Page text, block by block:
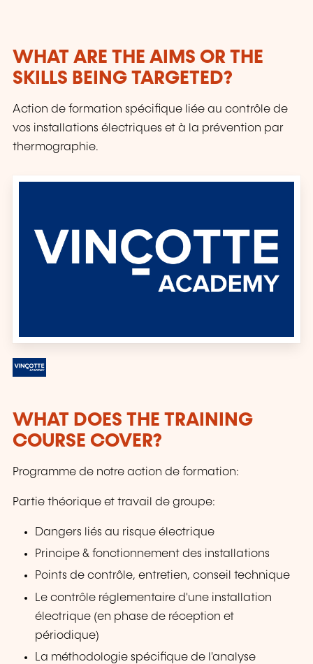
WHAT ARE THE AIMS OR THE
SKILLS BEING TARGETED?
Action de formation spécifique liée au contrôle de
vos installations électriques et à la prévention par
thermographie.
WHAT DOES THE TRAINING
COURSE COVER?
Programme de notre action de formation:
Partie théorique et travail de groupe:
Dangers liés au risque électrique
Principe & fonctionnement des installations
Points de contrôle, entretien, conseil technique
Le contrôle réglementaire d'une installation
électrique (en phase de réception et
périodique)
La méthodologie spécifique de l'analyse